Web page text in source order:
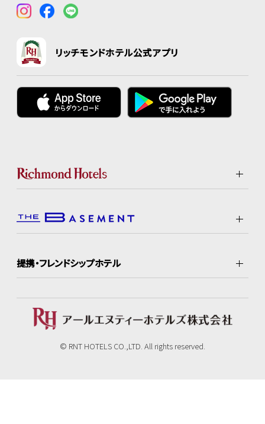
リッチモンドホテル公式アプリ
提携・フレンドシップホテル
© RNT HOTELS CO.,LTD. All rights reserved.